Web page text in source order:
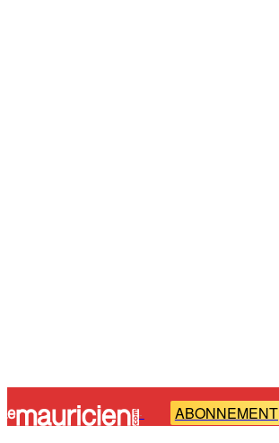
- ABONNEMENT